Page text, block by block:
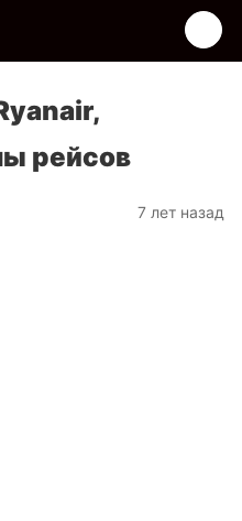
рейсов
7 лет назад